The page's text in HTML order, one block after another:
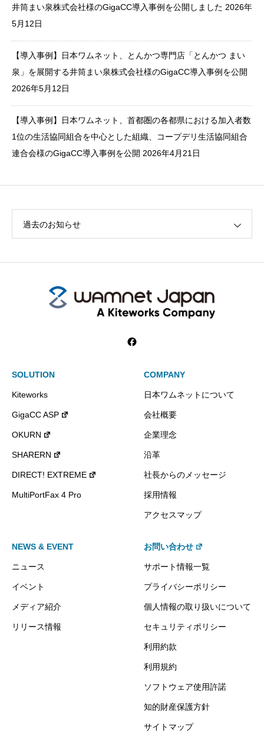
井筒まい泉株式会社様のGigaCC導入事例を公開しました 2026年
5月12日
【導入事例】日本ワムネット、とんかつ専門店「とんかつ まい
泉」を展開する井筒まい泉株式会社様のGigaCC導入事例を公開
2026年5月12日
【導入事例】日本ワムネット、首都圏の各都県における加入者数
1位の生活協同組合を中心とした組織、コープデリ生活協同組合
連合会様のGigaCC導入事例を公開 2026年4月21日
過去のお知らせ
SOLUTION
Kiteworks
GigaCC ASP
OKURN
SHARERN
DIRECT! EXTREME
MultiPortFax 4 Pro
COMPANY
日本ワムネットについて
会社概要
企業理念
沿革
社長からのメッセージ
採用情報
アクセスマップ
NEWS & EVENT
ニュース
イベント
メディア紹介
リリース情報
お問い合わせ
サポート情報一覧
プライバシーポリシー
個人情報の取り扱いについて
セキュリティポリシー
利用約款
利用規約
ソフトウェア使用許諾
知的財産保護方針
サイトマップ